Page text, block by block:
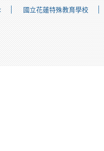
國立花蓮特殊教育學校